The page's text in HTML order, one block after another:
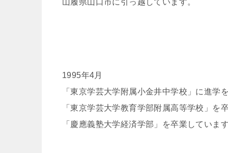
山履県山口市に引っ越しています。
1995年4月
「東京学芸大学附属小金井中学校」に進学
「東京学芸大学教育学部附属高等学校」を
「慶應義塾大学経済学部」を卒業しています